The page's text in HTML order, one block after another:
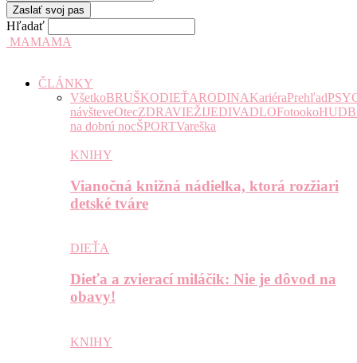
Hľadať
MAMAMA
ČLÁNKY
VšetkoBRUŠKODIEŤARODINAKariéraPrehľad
návšteveOtecZDRAVIEŽIJEDIVADLOFotooko
na dobrú nocŠPORTVareška
KNIHY
Vianočná knižná nádielka, ktorá rozžiari
detské tváre
DIEŤA
Dieťa a zvierací miláčik: Nie je dôvod na
obavy!
KNIHY